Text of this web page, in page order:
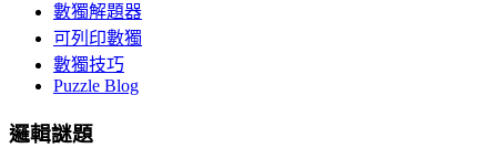
數獨解題器
可列印數獨
數獨技巧
Puzzle Blog
邏輯謎題